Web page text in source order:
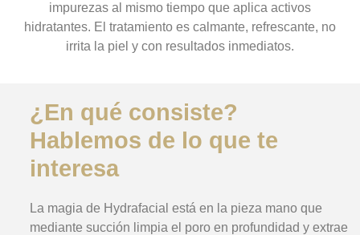
impurezas al mismo tiempo que aplica activos
hidratantes. El tratamiento es calmante, refrescante, no
irrita la piel y con resultados inmediatos.
¿En qué consiste?
Hablemos de lo que te
interesa
La magia de Hydrafacial está en la pieza mano que
mediante succión limpia el poro en profundidad y extrae